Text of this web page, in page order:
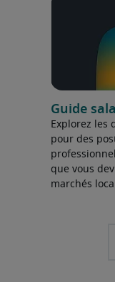
Guide
Explorez les
pour des
que vous
marchés